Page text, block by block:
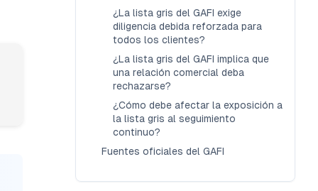
¿La lista gris del GAFI exige
diligencia debida reforzada para
todos los clientes?
¿La lista gris del GAFI implica que
una relación comercial deba
rechazarse?
¿Cómo debe afectar la exposición a
la lista gris al seguimiento
continuo?
Fuentes oficiales del GAFI